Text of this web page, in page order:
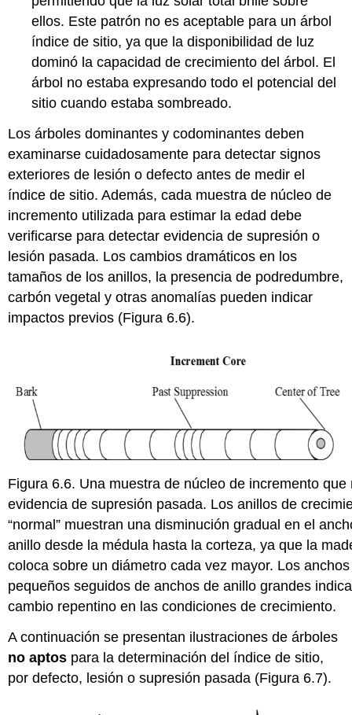
ellos. Este patrón no es aceptable para un árbol
índice de sitio, ya que la disponibilidad de luz
dominó la capacidad de crecimiento del árbol. El
árbol no estaba expresando todo el potencial del
sitio cuando estaba sombreado.
Los árboles dominantes y codominantes deben
examinarse cuidadosamente para detectar signos
exteriores de lesión o defecto antes de medir el
índice de sitio. Además, cada muestra de núcleo de
incremento utilizada para estimar la edad debe
verificarse para detectar evidencia de supresión o
lesión pasada. Los cambios dramáticos en los
tamaños de los anillos, la presencia de podredumbre,
carbón vegetal y otras anomalías pueden indicar
impactos previos (Figura 6.6).
Figura 6.6. Una muestra de núcleo de incremento que
evidencia de supresión pasada. Los anillos de
“normal” muestran una disminución gradual en el
anillo desde la médula hasta la corteza, ya que la
coloca sobre un diámetro cada vez mayor. Los anchos
pequeños seguidos de anchos de anillo grandes
cambio repentino en las condiciones de crecimiento.
A continuación se presentan ilustraciones de árboles
no aptos para la determinación del índice de sitio,
por defecto, lesión o supresión pasada (Figura 6.7).